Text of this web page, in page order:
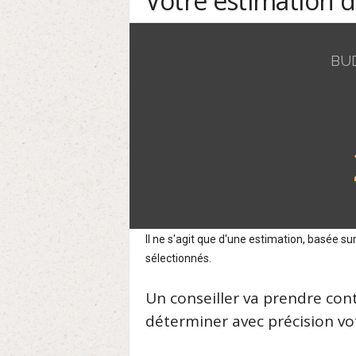
Il ne s'agit que d'une estimation, basée
sélectionnés.
Un conseiller va prendre
déterminer avec précision